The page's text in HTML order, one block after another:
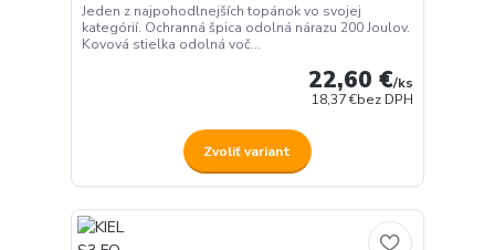
Jeden z najpohodlnejších topánok vo svojej
kategórií. Ochranná špica odolná nárazu 200 Joulov.
Kovová stielka odolná voč...
22,60 €/ks
18,37 €bez DPH
Zvoliť variant